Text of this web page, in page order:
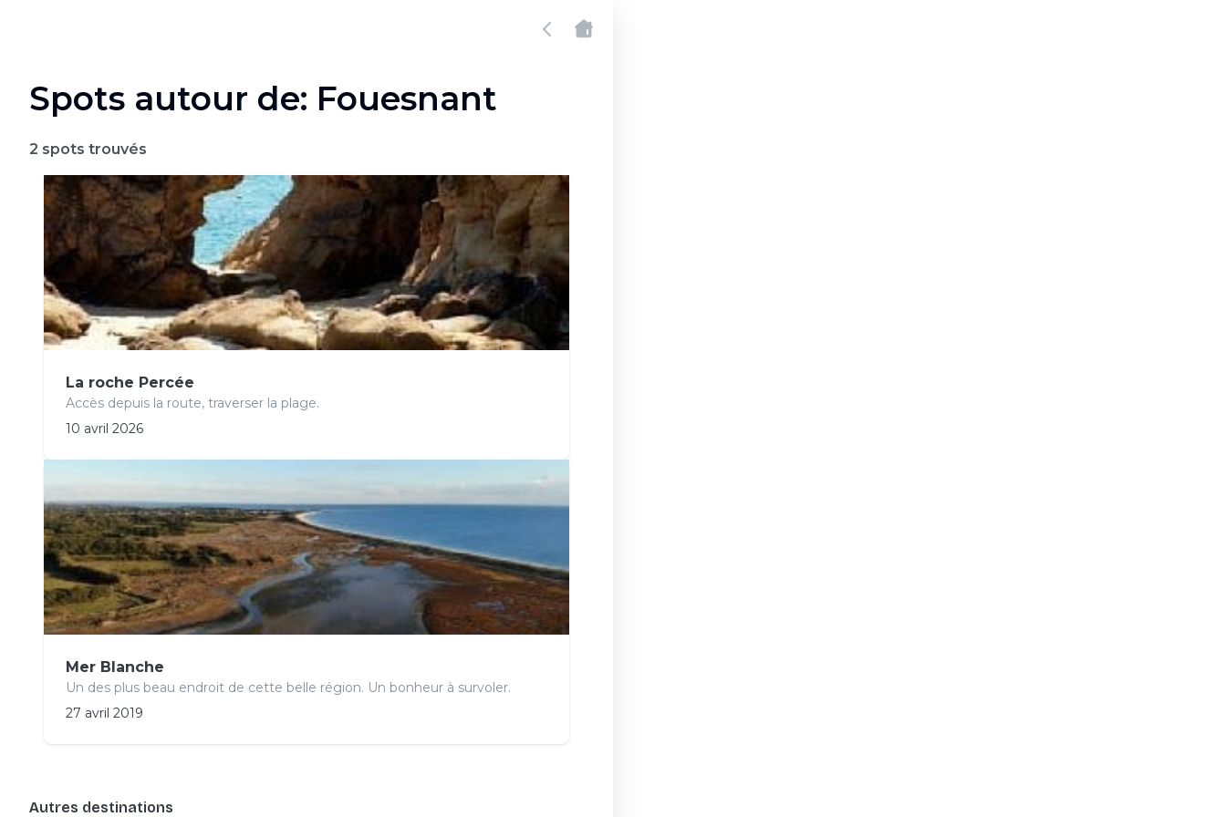
Spots autour de: Fouesnant
2 spots trouvés
La roche Percée
Accès depuis la route, traverser la plage.
10 avril 2026
Mer Blanche
Un des plus beau endroit de cette belle région. Un bonheur à survoler.
27 avril 2019
Autres destinations